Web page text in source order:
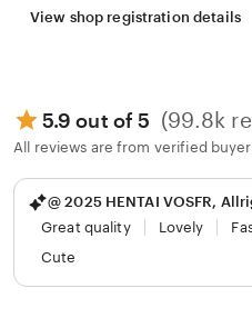
View shop registration details
5.9 out of 5 (99.8k
All reviews are from verified
@ 2025 HENTAI VOSFR,
Great quality
Lovely
Cute